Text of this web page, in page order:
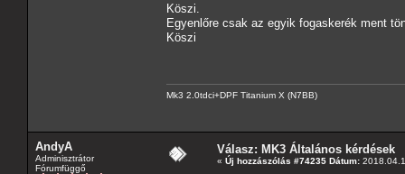
Köszi.
Egyenlőre csak az egyik fogaskerék ment
Köszi
Mk3 2.0tdci+DPF Titanium X (N7BB)
AndyA
Adminisztrátor
Fórumfüggő
Válasz: MK3 Általános kérdések
« Új hozzászólás #74235 Dátum: